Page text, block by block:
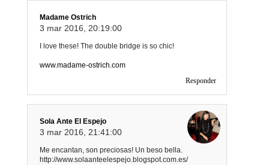
Madame Ostrich
3 mar 2016, 20:19:00
I love these! The double bridge is so chic!
www.madame-ostrich.com
Responder
Sola Ante El Espejo
3 mar 2016, 21:41:00
Me encantan, son preciosas! Un beso bella.
http://www.solaanteelespejo.blogspot.com.es/